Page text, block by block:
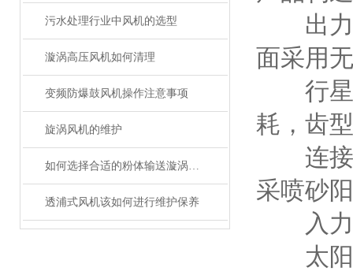
污水处理行业中风机的选型
漩涡高压风机如何清理
变频防爆鼓风机操作注意事项
旋涡风机的维护
如何选择合适的粉体输送漩涡高压风机
透浦式风机该如何进行维护保养
出力
面采用
行星
耗，齿
连接
采喷砂
入力
太阳